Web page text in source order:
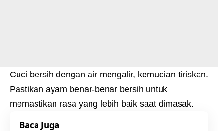
Cuci bersih dengan air mengalir, kemudian tiriskan.
Pastikan ayam benar-benar bersih untuk
memastikan rasa yang lebih baik saat dimasak.
Baca Juga